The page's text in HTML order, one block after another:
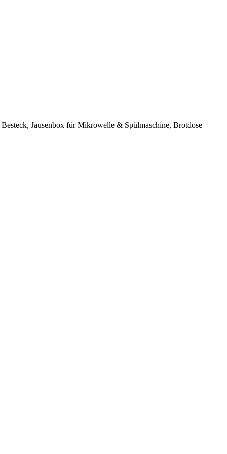
Jausenbox für Mikrowelle & Spülmaschine, Brotdose